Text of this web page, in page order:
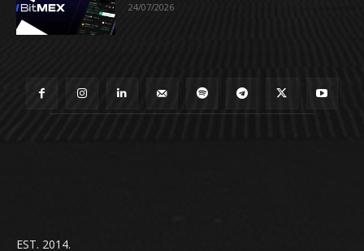
24/07/2026
EST. 2014.